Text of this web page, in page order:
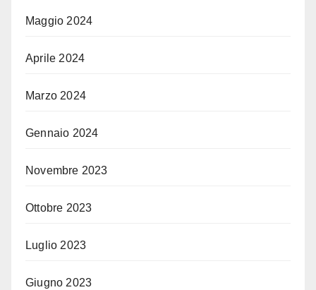
Maggio 2024
Aprile 2024
Marzo 2024
Gennaio 2024
Novembre 2023
Ottobre 2023
Luglio 2023
Giugno 2023